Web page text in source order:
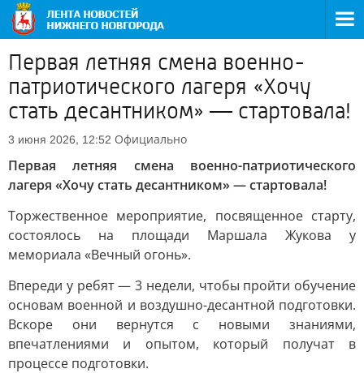
Первая летняя смена военно-
патриотического лагеря «Хочу
стать десантником» — стартовала!
3 июня 2026, 12:52 Официально
Первая летняя смена военно-патриотического
лагеря «Хочу стать десантником» — стартовала!
Торжественное мероприятие, посвященное старту,
состоялось на площади Маршала Жукова у
мемориала «Вечный огонь».
Впереди у ребят — 3 недели, чтобы пройти обучение
основам военной и воздушно-десантной подготовки.
Вскоре они вернутся с новыми знаниями,
впечатлениями и опытом, который получат в
процессе подготовки.